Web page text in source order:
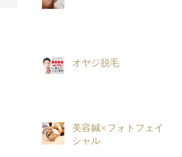
オヤジ脱毛
美容鍼×フォトフェイ
シャル